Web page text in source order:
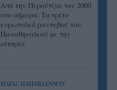
Από την Περούτζια του 2000
στο σήμερα: Tο τρίτο
ευρωπαϊκό ραντεβού του
Παναθηναϊκού με την
ιστορία
ΗΛΙΑΣ ΠΑΠΑΪΩΑΝΝΟΥ